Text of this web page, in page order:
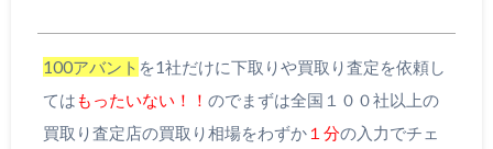
100アバント を1社だけに下取りや買取り査定を依頼し
てはもったいない！！ のでまずは全国１００社以上の
買取り査定店の買取り相場をわずか１分の入力でチェ